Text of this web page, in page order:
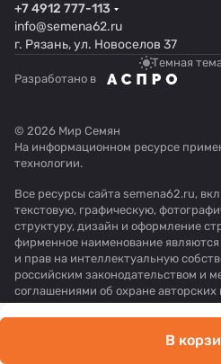
В
+7 4912 777-113
info@semena62.ru
г. Рязань, ул. Новоселов 37
Темная
Разработано в
© 2026 Мир Семян
На информационном ресурсе
технологии.
Все ресурсы сайта semena62.ru,
текстовую, графическую,
структуру, дизайн и оформление
фирменное наименование являются
и прав на интеллектуальную
российским законодательством и
соглашениями об охране авторских